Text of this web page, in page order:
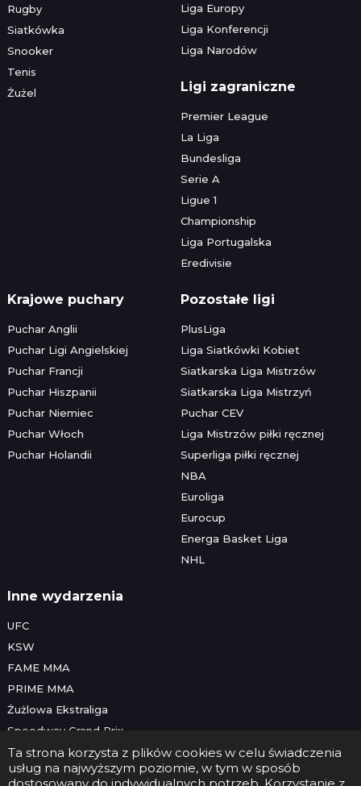
Ta strona korzysta z plików cookies w celu świadczenia
usług na najwyższym poziomie, w tym w sposób
Rugby
Siatkówka
Snooker
Tenis
Żużel
Liga Europy
Liga Konferencji
Liga Narodów
Ligi zagraniczne
Premier League
La Liga
Bundesliga
Serie A
Ligue 1
Championship
Liga Portugalska
Eredivisie
Krajowe puchary
Puchar Anglii
Puchar Ligi Angielskiej
Puchar Francji
Puchar Hiszpanii
Puchar Niemiec
Puchar Włoch
Puchar Holandii
Pozostałe ligi
PlusLiga
Liga Siatkówki Kobiet
Siatkarska Liga Mistrzów
Siatkarska Liga Mistrzyń
Puchar CEV
Liga Mistrzów piłki ręcznej
Superliga piłki ręcznej
NBA
Euroliga
Eurocup
Energa Basket Liga
NHL
Inne wydarzenia
UFC
KSW
FAME MMA
PRIME MMA
Żużlowa Ekstraliga
Speedway Grand Prix
Skoki narciarskie